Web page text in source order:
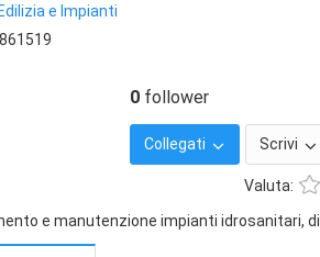
Edilizia e Impianti
0 follower
Collegati Scrivi
Valuta:
e manutenzione impianti idrosanitari, di